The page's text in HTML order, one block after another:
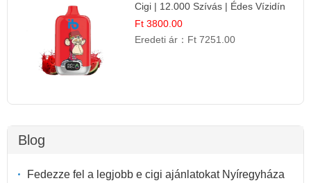
Cigi | 12.000 Szívás | Édes Vízidín
Íz
Ft 3800.00
Eredeti ár： Ft 7251.00
Blog
Fedezze fel a legjobb e cigi ajánlatokat Nyíregyháza